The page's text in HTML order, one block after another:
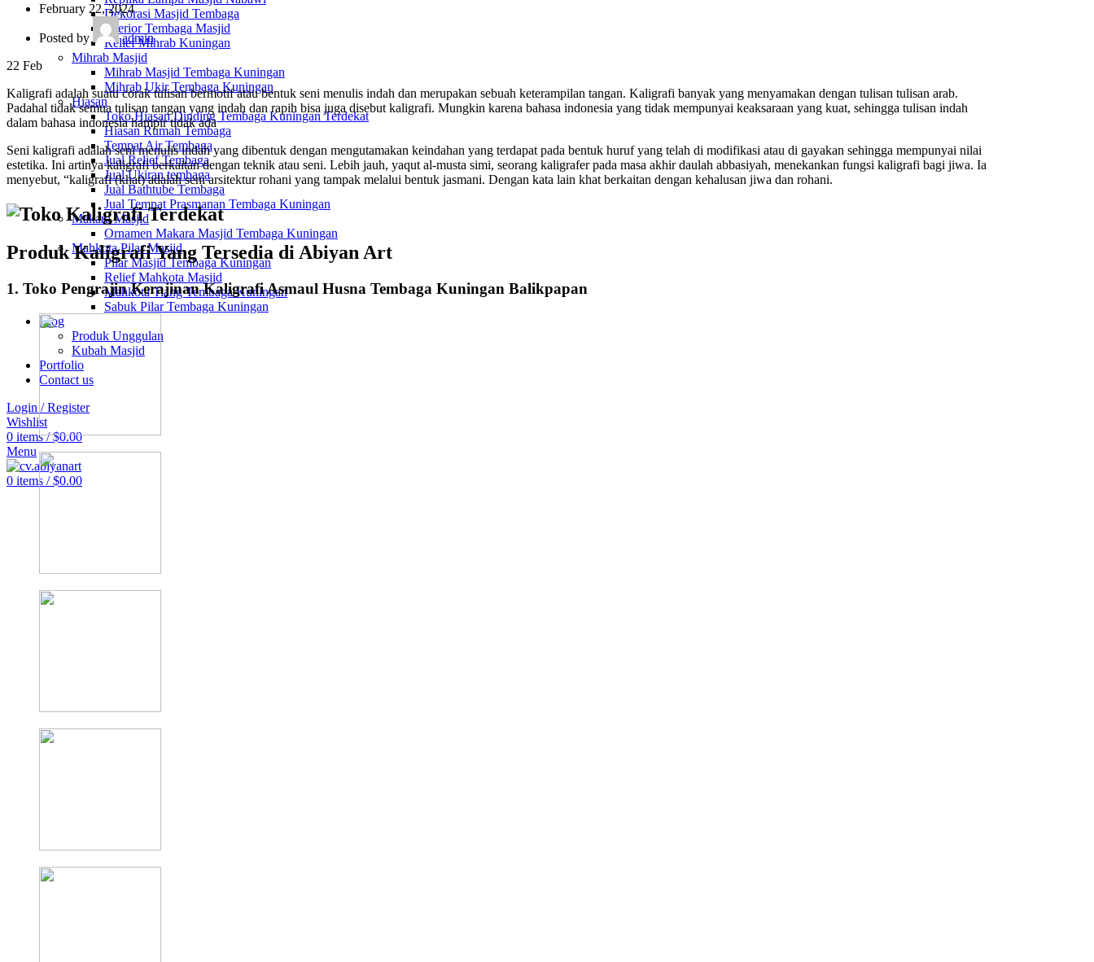
Dekorasi Masjid Tembaga
Interior Tembaga Masjid
Relief Mihrab Kuningan
Mihrab Masjid
Mihrab Masjid Tembaga Kuningan
Mihrab Ukir Tembaga Kuningan
Hiasan
Toko Hiasan Dinding Tembaga Kuningan Terdekat
Hiasan Rumah Tembaga
Tempat Air Tembaga
Jual Relief Tembaga
Jual Ukiran tembaga
Jual Bathtube Tembaga
Jual Tempat Prasmanan Tembaga Kuningan
Makara Masjid
Ornamen Makara Masjid Tembaga Kuningan
Mahkota Pilar Masjid
Pilar Masjid Tembaga Kuningan
Relief Mahkota Masjid
Mahkota Tiang Tembaga Kuningan
Sabuk Pilar Tembaga Kuningan
Blog
Produk Unggulan
Kubah Masjid
Portfolio
Contact us
Login / Register
Wishlist
0 items / $0.00
Menu
0 items / $0.00
February 22, 2024
Posted by
admin
22 Feb
Kaligrafi adalah suatu corak tulisan bermotif atau bentuk seni menulis indah dan merupakan sebuah keterampilan tangan. Kaligrafi banyak yang menyamakan dengan tulisan tulisan arab.
Padahal tidak semua tulisan tangan yang indah dan rapih bisa juga disebut kaligrafi. Mungkin karena bahasa indonesia yang tidak mempunyai keaksaraan yang kuat, sehingga tulisan indah
dalam bahasa indonesia hampir tidak ada
Seni kaligrafi adalah seni menulis indah yang dibentuk dengan mengutamakan keindahan yang terdapat pada bentuk huruf yang telah di modifikasi atau di gayakan sehingga mempunyai nilai
estetika. Ini artinya kaligrafi berkaitan dengan teknik atau seni. Lebih jauh, yaqut al-musta simi, seorang kaligrafer pada masa akhir daulah abbasiyah, menekankan fungsi kaligrafi bagi jiwa. Ia
menyebut, “kaligrafi (khat) adalah seni arsitektur rohani yang tampak melalui bentuk jasmani. Dengan kata lain khat berkaitan dengan kehalusan jiwa dan rohani.
Produk Kaligrafi Yang Tersedia di Abiyan Art
1. Toko Pengrajin Kerajinan Kaligrafi Asmaul Husna Tembaga Kuningan Balikpapan